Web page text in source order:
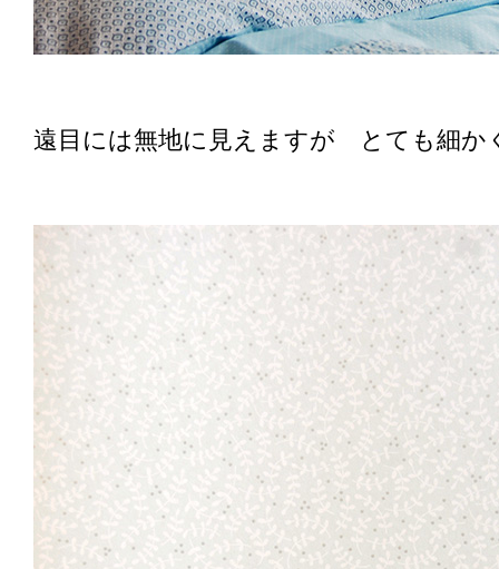
遠目には無地に見えますが とても細か